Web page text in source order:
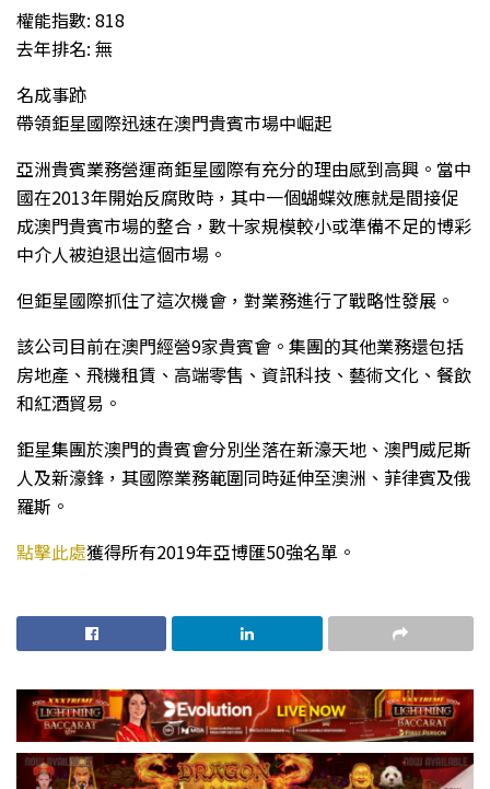
權能指數: 818
去年排名: 無
名成事跡
帶領鉅星國際迅速在澳門貴賓市場中崛起
亞洲貴賓業務營運商鉅星國際有充分的理由感到高興。當中
國在2013年開始反腐敗時，其中一個蝴蝶效應就是間接促
成澳門貴賓市場的整合，數十家規模較小或準備不足的博彩
中介人被迫退出這個市場。
但鉅星國際抓住了這次機會，對業務進行了戰略性發展。
該公司目前在澳門經營9家貴賓會。集團的其他業務還包括
房地產、飛機租賃、高端零售、資訊科技、藝術文化、餐飲
和紅酒貿易。
鉅星集團於澳門的貴賓會分別坐落在新濠天地、澳門威尼斯
人及新濠鋒，其國際業務範圍同時延伸至澳洲、菲律賓及俄
羅斯。
點擊此處獲得所有2019年亞博匯50強名單。